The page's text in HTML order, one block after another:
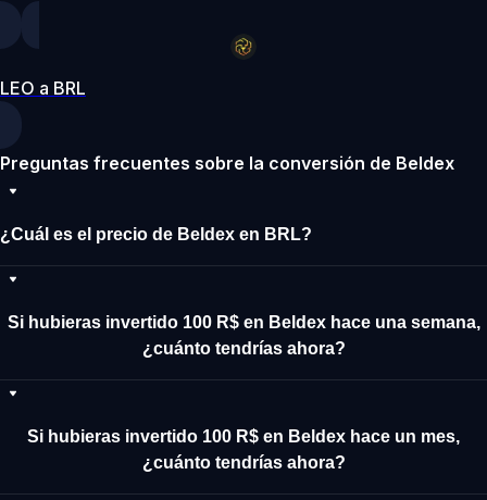
LEO a BRL
Preguntas frecuentes sobre la conversión de Beldex
¿Cuál es el precio de Beldex en BRL?
Si hubieras invertido 100 R$ en Beldex hace una semana,
¿cuánto tendrías ahora?
Si hubieras invertido 100 R$ en Beldex hace un mes,
¿cuánto tendrías ahora?